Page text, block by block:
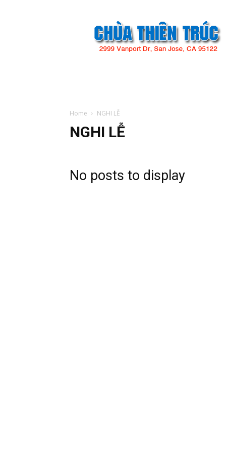
Thiên
Trúc
Home NGHI LỄ
NGHI LỄ
No posts to display